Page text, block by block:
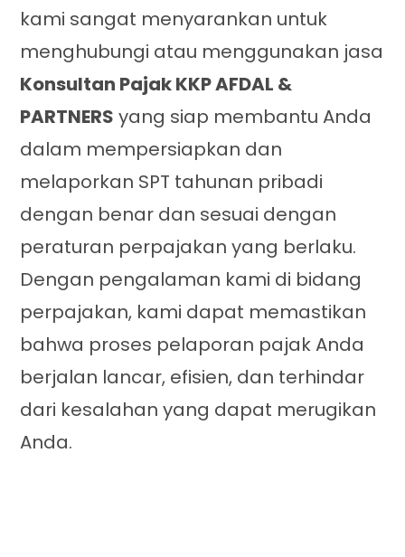
kami sangat menyarankan untuk
menghubungi atau menggunakan jasa
Konsultan Pajak KKP AFDAL &
PARTNERS yang siap membantu Anda
dalam mempersiapkan dan
melaporkan SPT tahunan pribadi
dengan benar dan sesuai dengan
peraturan perpajakan yang berlaku.
Dengan pengalaman kami di bidang
perpajakan, kami dapat memastikan
bahwa proses pelaporan pajak Anda
berjalan lancar, efisien, dan terhindar
dari kesalahan yang dapat merugikan
Anda.